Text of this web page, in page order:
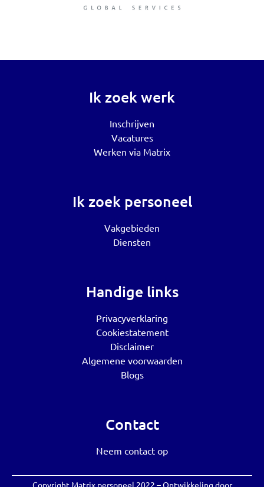
Ik zoek werk
Inschrijven
Vacatures
Werken via Matrix
Ik zoek personeel
Vakgebieden
Diensten
Handige links
Privacyverklaring
Cookiestatement
Disclaimer
Algemene voorwaarden
Blogs
Contact
Neem contact op
Copyright Matrix personeel 2022 – Ontwikkeling door